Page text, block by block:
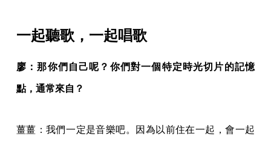
一起聽歌，一起唱歌
廖：那你們自己呢？你們對一個特定時光切片的記憶
點，通常來自？
薑薑：我們一定是音樂吧。因為以前住在一起，會一起